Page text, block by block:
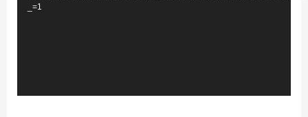
_=1